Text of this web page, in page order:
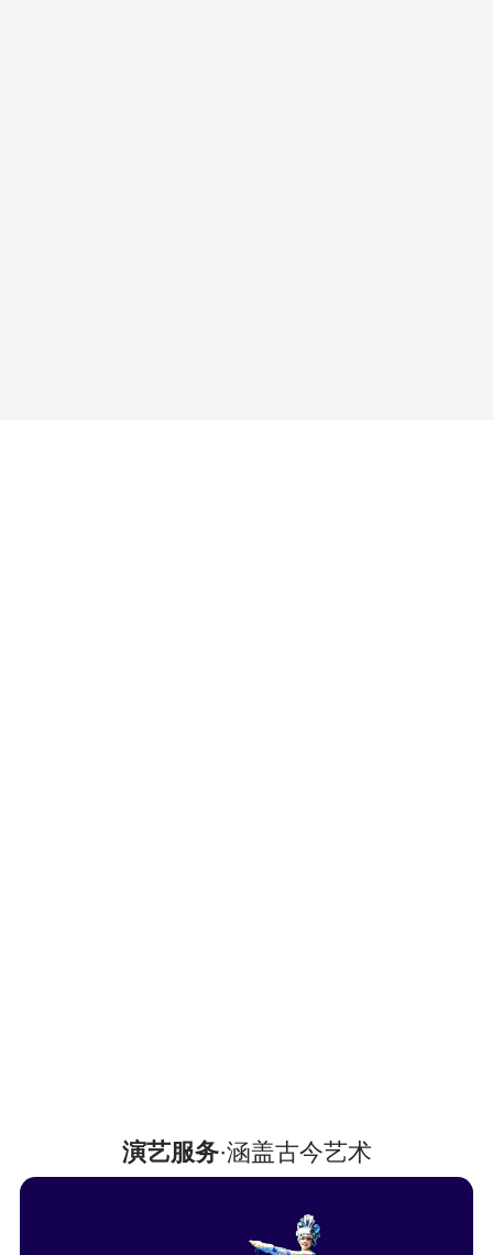
演艺服务·涵盖古今艺术